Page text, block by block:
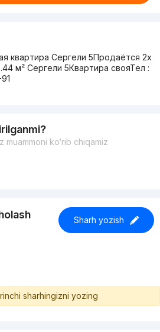
квартира Сергели 5Продаётся 2х
м² Сергели 5Квартира свояТел :
ko‘rib chiqamiz
Sharh yozish
sharhingizni yozing